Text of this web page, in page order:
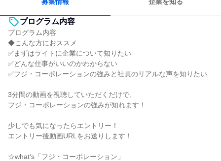
プログラム内容
プログラム内容
◆こんな方におススメ
✅まずはライトに企業について知りたい
✅どんな仕事がいいのかわからない
✅フジ・コーポレーションの強みと社員のリアルな声を知りたい
3分間の動画を視聴していただくだけで、
フジ・コーポレーションの強みが知れます！
少しでも気になったらエントリー！
エントリー後動画URLをお送りします！
☆what‘s「フジ・コーポレーション」